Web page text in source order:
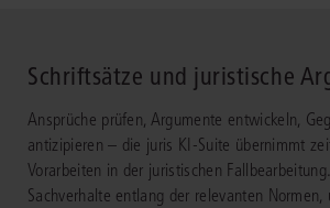
Schriftsätze und juristische
Ansprüche prüfen, Argumente entwickeln,
antizipieren – die juris KI-Suite übernimmt
Vorarbeiten in der juristischen
Sachverhalte entlang der relevanten